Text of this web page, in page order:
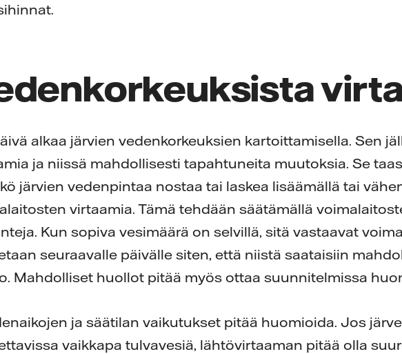
alkaa järvien vedenkorkeuksien kartoittamisella. Sen
ja niissä mahdollisesti tapahtuneita muutoksia. Se
järvien vedenpintaa nostaa tai laskea lisäämällä tai
virtaamia. Tämä tehdään säätämällä
Kun sopiva vesimäärä on selvillä, sitä vastaavat
seuraavalle päivälle siten, että niistä saataisiin
Mahdolliset huollot pitää myös ottaa suunnitelmissa
ja säätilan vaikutukset pitää huomioida. Jos
vaikkapa tulvavesiä, lähtövirtaaman pitää olla